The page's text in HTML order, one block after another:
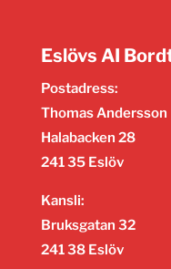
Eslövs AI
Postadress:
Thomas Andersson
Halabacken 28
241 35 Eslöv
Kansli:
Bruksgatan 32
241 38 Eslöv